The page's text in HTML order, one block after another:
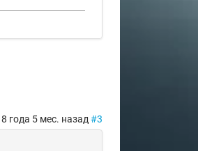
8 года 5 мес. назад #3